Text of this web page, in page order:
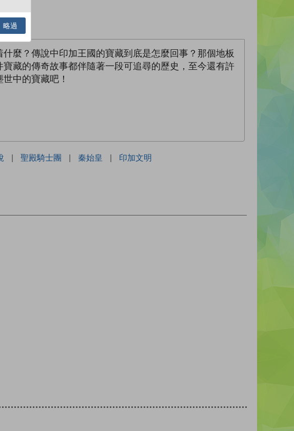
麼？傳說中印加王國的寶藏到底是怎麼回事？那個地板
藏的傳奇故事都伴隨著一段可追尋的歷史，至今還有許
中的寶藏吧！
| 聖殿騎士團 | 秦始皇 | 印加文明
略過